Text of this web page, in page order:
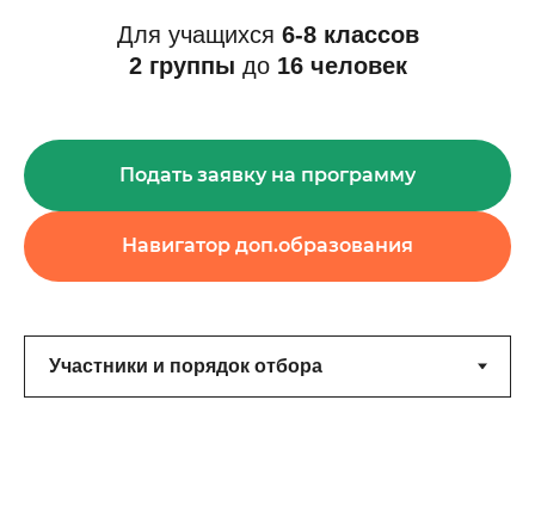
Для учащихся 6-8 классов
2 группы до 16 человек
Подать заявку на программу
Навигатор доп.образования